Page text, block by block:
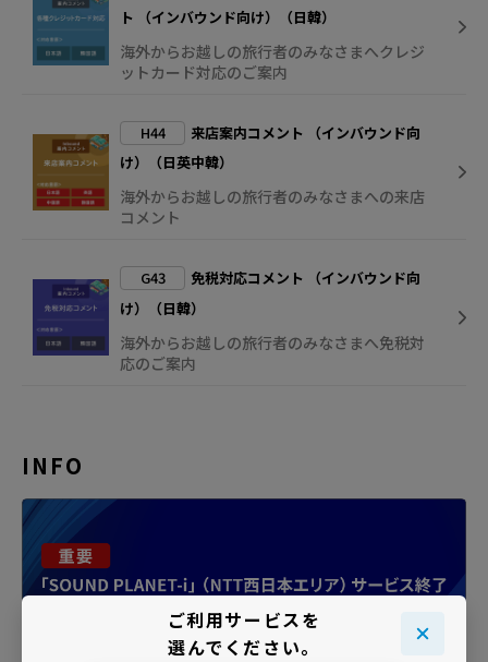
ト （インバウンド向け）（日韓）
海外からお越しの旅行者のみなさまへクレジ
ットカード対応のご案内
H44
来店案内コメント （インバウンド向
け）（日英中韓）
海外からお越しの旅行者のみなさまへの来店
コメント
G43
免税対応コメント （インバウンド向
け）（日韓）
海外からお越しの旅行者のみなさまへ免税対
応のご案内
INFO
ご利用サービスを
選んでください。